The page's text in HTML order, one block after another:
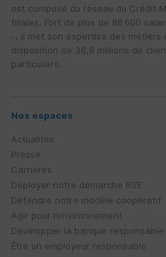
est composé du réseau du Crédit
filiales. Fort de plus de 88 600
-, il met son expertise des métiers
disposition de 38,8 millions de
particuliers.
Nos espaces
Actualités
Presse
Carrières
Déployer notre démarche RSE
Défendre notre modèle coopératif
Agir pour l’environnement
Développer la banque
Être un employeur responsable